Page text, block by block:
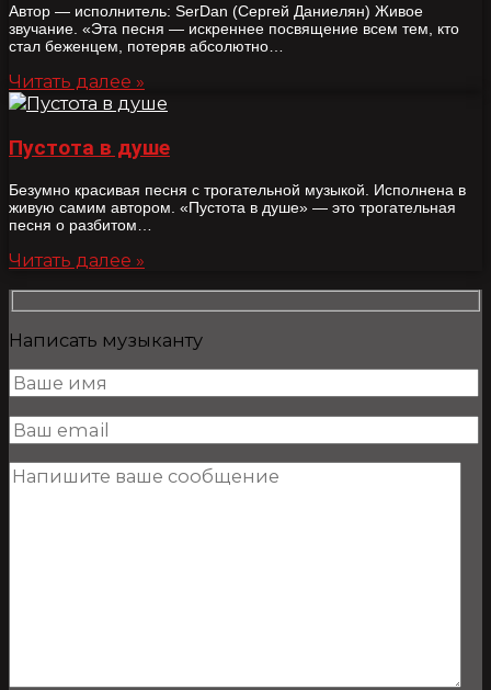
Автор — исполнитель: SerDan (Сергей Даниелян) Живое
звучание. «Эта песня — искреннее посвящение всем тем, кто
стал беженцем, потеряв абсолютно…
Читать далее »
Пустота в душе
Безумно красивая песня с трогательной музыкой. Исполнена в
живую самим автором. «Пустота в душе» — это трогательная
песня о разбитом…
Читать далее »
Написать музыканту